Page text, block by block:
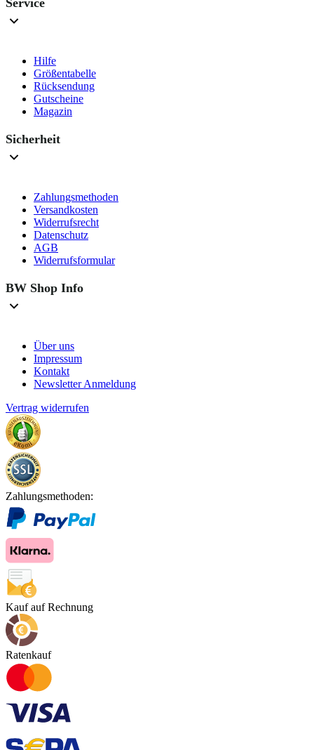
Service
Hilfe
Größentabelle
Rücksendung
Gutscheine
Magazin
Sicherheit
Zahlungsmethoden
Versandkosten
Widerrufsrecht
Datenschutz
AGB
Widerrufsformular
BW Shop Info
Über uns
Impressum
Kontakt
Newsletter Anmeldung
Vertrag widerrufen
Zahlungsmethoden:
Kauf auf Rechnung
Ratenkauf